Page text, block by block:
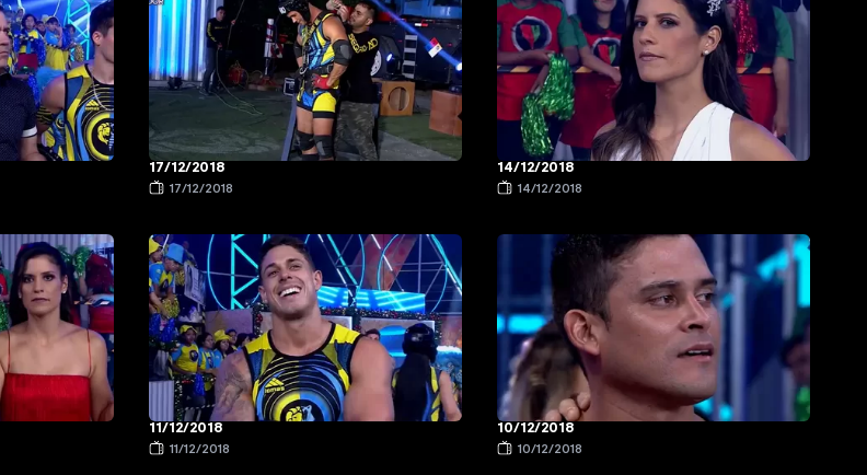
17/12/2018
17/12/2018
14/12/2018
14/12/2018
11/12/2018
11/12/2018
10/12/2018
10/12/2018